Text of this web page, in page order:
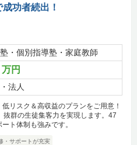
功者続出！
・個別指導塾・家庭教師
円
法人
リスク＆高収益のプランをご用意！
群の生徒集客力を実現します。47
ト体制も強みです。
・サポートが充実